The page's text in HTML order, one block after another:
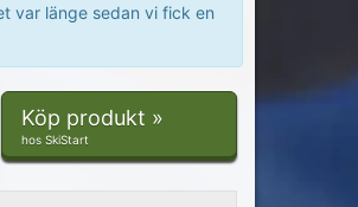
var länge sedan vi fick en
Köp produkt »
hos SkiStart